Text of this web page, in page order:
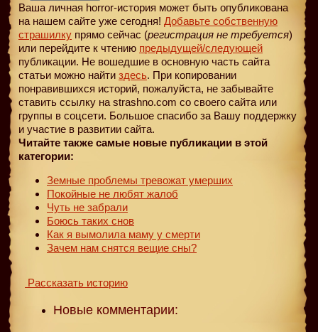
Ваша личная horror-история может быть опубликована
на нашем сайте уже сегодня! Добавьте собственную
страшилку прямо сейчас (регистрация не требуется)
или перейдите к чтению предыдущей/следующей
публикации. Не вошедшие в основную часть сайта
статьи можно найти здесь. При копировании
понравившихся историй, пожалуйста, не забывайте
ставить ссылку на strashno.com со своего сайта или
группы в соцсети. Большое спасибо за Вашу поддержку
и участие в развитии сайта.
Читайте также самые новые публикации в этой
категории:
Земные проблемы тревожат умерших
Покойные не любят жалоб
Чуть не забрали
Боюсь таких снов
Как я вымолила маму у смерти
Зачем нам снятся вещие сны?
Рассказать историю
Новые комментарии: